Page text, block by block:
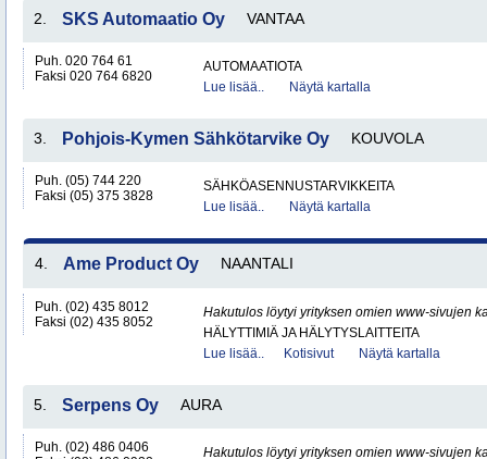
2. SKS Automaatio Oy VANTAA
Puh. 020 764 61
Faksi 020 764 6820
AUTOMAATIOTA
Lue lisää..
Näytä kartalla
3. Pohjois-Kymen Sähkötarvike Oy KOUVOLA
Puh. (05) 744 220
Faksi (05) 375 3828
SÄHKÖASENNUSTARVIKKEITA
Lue lisää..
Näytä kartalla
4. Ame Product Oy NAANTALI
Puh. (02) 435 8012
Faksi (02) 435 8052
Hakutulos löytyi yrityksen omien www-sivujen
HÄLYTTIMIÄ JA HÄLYTYSLAITTEITA
Lue lisää..
Kotisivut Näytä kartalla
5. Serpens Oy AURA
Puh. (02) 486 0406
Hakutulos löytyi yrityksen omien www-sivujen